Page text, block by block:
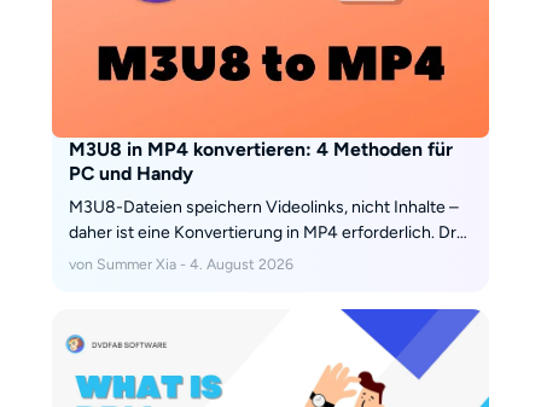
M3U8 in MP4 konvertieren: 4 Methoden für
PC und Handy
M3U8-Dateien speichern Videolinks, nicht Inhalte –
daher ist eine Konvertierung in MP4 erforderlich. Drei
Methoden: StreamFab (hohe Qualität, Android-
und VLC (Open Source). Die Tabelle vergleicht
Plattformen, Qualität und Nutzer; FAQs beantworten
Fragen zu Formatunterschieden. Wir empfehlen
StreamFab aufgrund seiner Zuverlässigkeit.
von Summer Xia - 4. August 2026